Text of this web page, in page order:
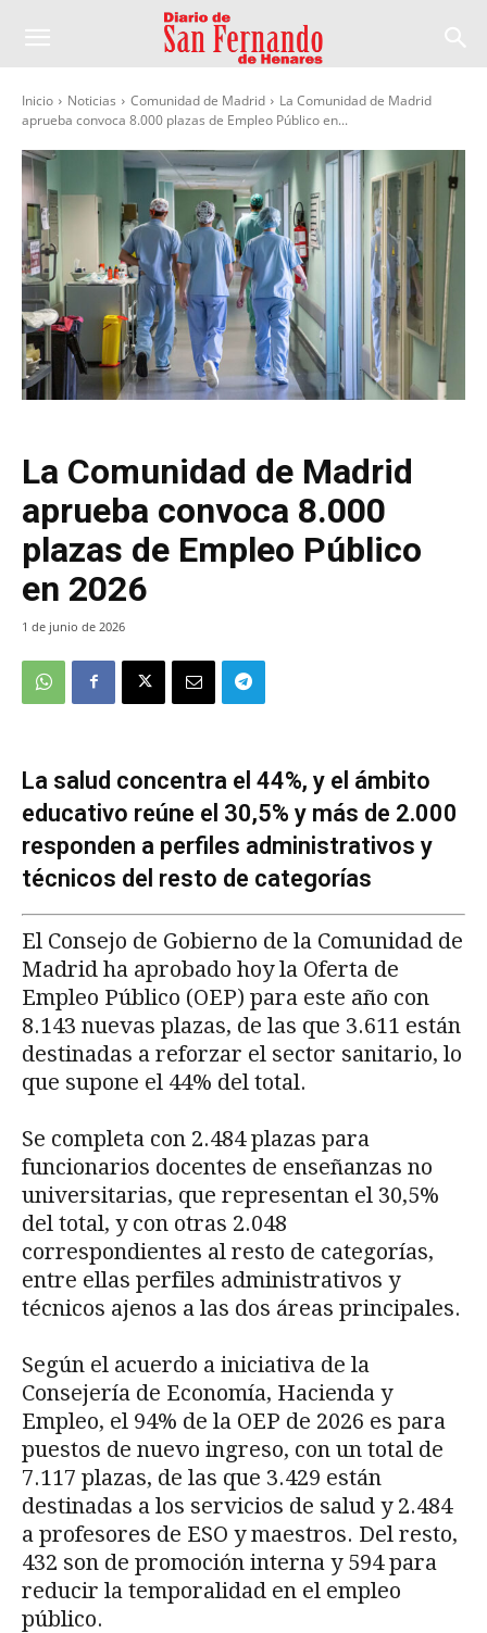
Inicio Noticias Comunidad de Madrid
La Comunidad de Madrid
aprueba convoca 8.000 plazas de Empleo Público en...
La Comunidad de Madrid
aprueba convoca 8.000
plazas de Empleo Público
en 2026
1 de junio de 2026
La salud concentra el 44%, y el ámbito
educativo reúne el 30,5% y más de 2.000
responden a perfiles administrativos y
técnicos del resto de categorías
El Consejo de Gobierno de la Comunidad de
Madrid ha aprobado hoy la Oferta de
Empleo Público (OEP) para este año con
8.143 nuevas plazas, de las que 3.611 están
destinadas a reforzar el sector sanitario, lo
que supone el 44% del total.
Se completa con 2.484 plazas para
funcionarios docentes de enseñanzas no
universitarias, que representan el 30,5%
del total, y con otras 2.048
correspondientes al resto de categorías,
entre ellas perfiles administrativos y
técnicos ajenos a las dos áreas principales.
Según el acuerdo a iniciativa de la
Consejería de Economía, Hacienda y
Empleo, el 94% de la OEP de 2026 es para
puestos de nuevo ingreso, con un total de
7.117 plazas, de las que 3.429 están
destinadas a los servicios de salud y 2.484
a profesores de ESO y maestros. Del resto,
432 son de promoción interna y 594 para
reducir la temporalidad en el empleo
público.